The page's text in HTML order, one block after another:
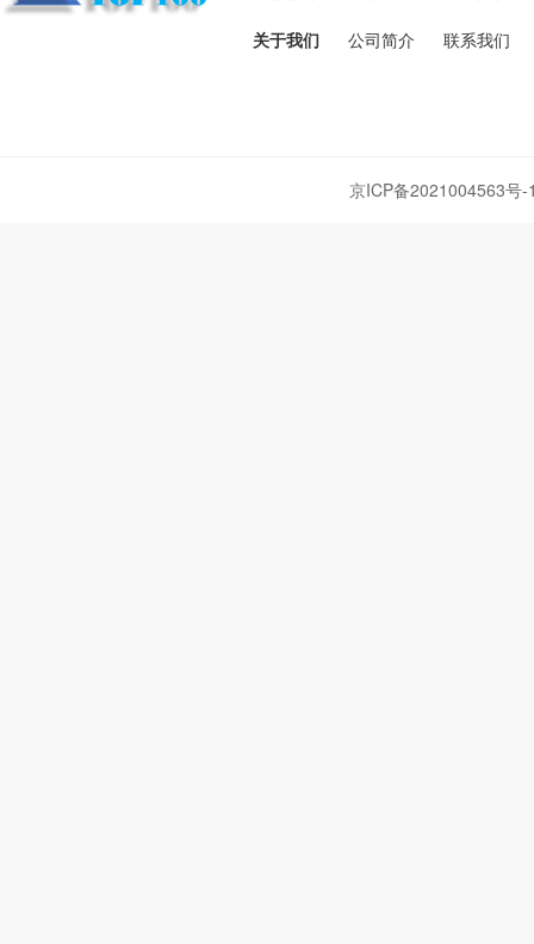
关于我们 公司简介 联系我们
京ICP备2021004563号-